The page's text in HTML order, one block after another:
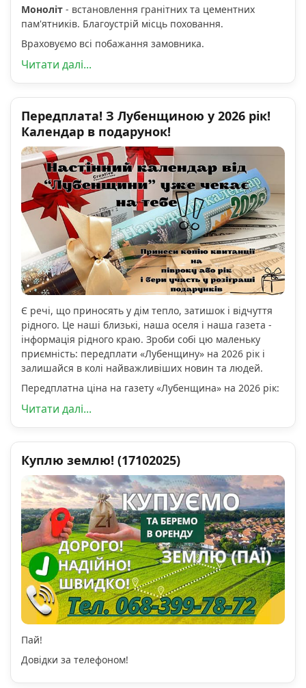
Моноліт - встановлення гранітних та цементних
пам'ятників. Благоустрій місць поховання.
Враховуємо всі побажання замовника.
Читати далі...
Передплата! З Лубенщиною у 2026 рік!
Календар в подарунок!
Є речі, що приносять у дім тепло, затишок і відчуття
рідного. Це наші близькі, наша оселя і наша газета -
інформація рідного краю. Зроби собі цю маленьку
приємність: передплати «Лубенщину» на 2026 рік і
залишайся в колі найважливіших новин та людей.
Передплатна ціна на газету «Лубенщина» на 2026 рік:
Читати далі...
Куплю землю! (17102025)
Пай!
Довідки за телефоном!